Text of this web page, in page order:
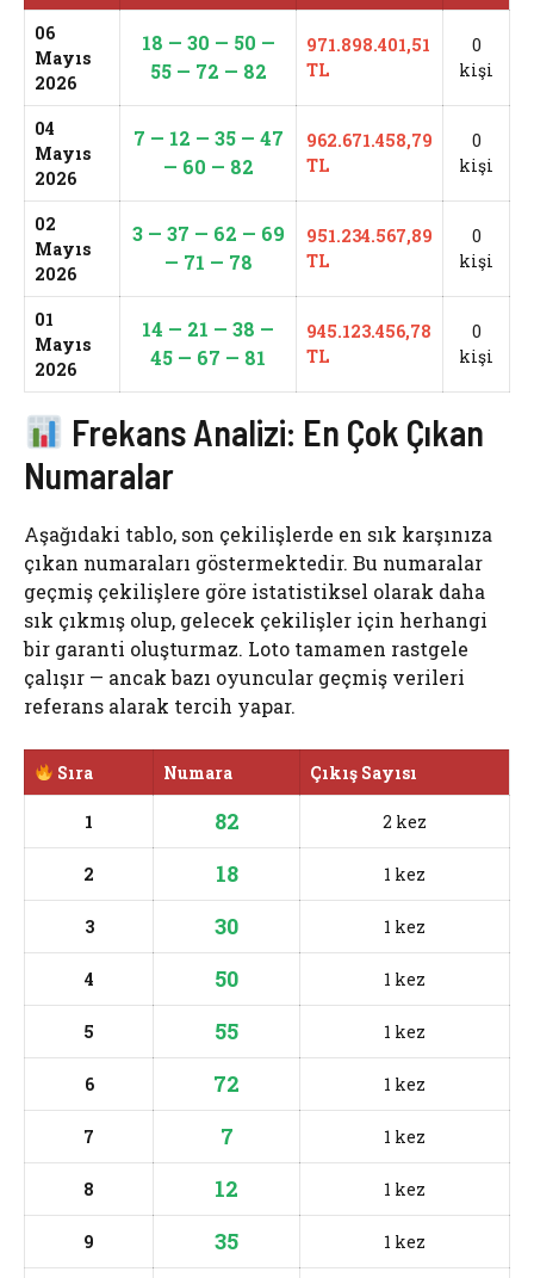
06
Mayıs
2026
18 — 30 — 50 —
55 — 72 — 82
971.898.401,51
TL
0
kişi
04
Mayıs
2026
7 — 12 — 35 — 47
— 60 — 82
962.671.458,79
TL
0
kişi
02
Mayıs
2026
3 — 37 — 62 — 69
— 71 — 78
951.234.567,89
TL
0
kişi
01
Mayıs
2026
14 — 21 — 38 —
45 — 67 — 81
945.123.456,78
TL
0
kişi
Frekans Analizi: En Çok Çıkan
Numaralar
Aşağıdaki tablo, son çekilişlerde en sık karşınıza
çıkan numaraları göstermektedir. Bu numaralar
geçmiş çekilişlere göre istatistiksel olarak daha
sık çıkmış olup, gelecek çekilişler için herhangi
bir garanti oluşturmaz. Loto tamamen rastgele
çalışır — ancak bazı oyuncular geçmiş verileri
referans alarak tercih yapar.
Sıra Numara Çıkış Sayısı
1 82 2 kez
2 18 1 kez
3 30 1 kez
4 50 1 kez
5 55 1 kez
6 72 1 kez
7 7 1 kez
8 12 1 kez
9 35 1 kez